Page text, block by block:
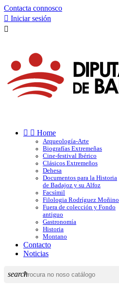
Contacta connosco
 Iniciar sesión

  Home
Arqueología-Arte
Biografías Extremeñas
Cine-festival Ibérico
Clásicos Extremeños
Dehesa
Documentos para la Historia
de Badajoz y su Alfoz
Facsímil
Filologia Rodríguez Moñino
Fuera de colección y Fondo
antiguo
Gastronomía
Historia
Montano
Contacto
Noticias
search